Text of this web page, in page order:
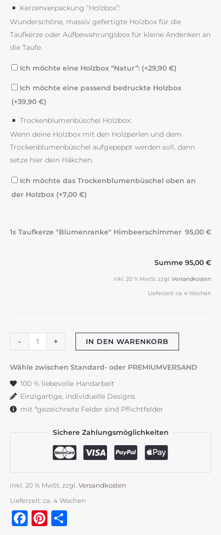
Kerzenverpackung “Holzbox”:
Wunderschöne, massiv gefertigte Holzbox für die
Taufkerze oder Aufbewahrungsbox für kleine Andenken an
die Taufe.
Ich möchte eine Holzbox “Natur”: (+29,90 €)
Ich möchte eine passend bedruckte Holzbox
(+39,90 €)
Trockenblumenbüschel Holzbox:
Wenn deine Holzbox mit den Holzperlen und dem
Trockenblumenbüschel aufgepeppt werden soll, dann
setze hier dein Häkchen.
Ich möchte das Trockenblumenbüschel oben an
der Holzbox (+7,00 €)
1x Taufkerze "Blumenranke" Himbeerschimmer 95,00 €
Summe 95,00 €
inkl. 20 % MwSt. zzgl. Versandkosten
Lieferzeit: ca. 4 Wochen
-
Taufkerze
"Blumenranke"
Himbeerschimmer
+ IN DEN WARENKORB
Wähle zwischen Standard- oder PREMIUMVERSAND
100 % liebevolle Handarbeit
Einzigartige, individuelle Designs
mit *gezeichnete Felder sind Pflichtfelder
Sichere Zahlungsmöglichkeiten
inkl. 20 % MwSt. zzgl. Versandkosten
Lieferzeit: ca. 4 Wochen
Facebook
Pinterest